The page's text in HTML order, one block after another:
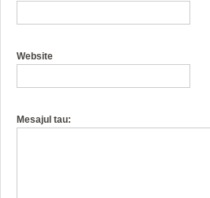
Website
Mesajul tau: